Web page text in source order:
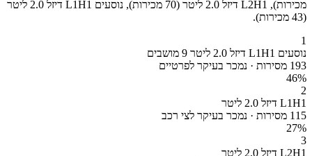
מכירות), L2H1 דיזל 2.0 ליטר (70 מכירות), נוסעים L1H1 דיזל 2.0 ליטר
(43 מכירות).
1
נוסעים L1H1 דיזל 2.0 ליטר 9 מושבים
193 מסירות · נמכר בעיקר לפרטיים
46%
2
L1H1 דיזל 2.0 ליטר
115 מסירות · נמכר בעיקר לצי רכב
27%
3
L2H1 דיזל 2.0 ליטר